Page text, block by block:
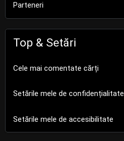
Parteneri
Top & Setări
Cele mai comentate cărți
Setările mele de confidențialitate
Setările mele de accesibilitate